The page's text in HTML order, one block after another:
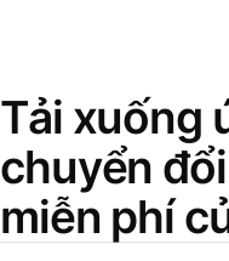
Tải xuống
chuyển
miễn phí